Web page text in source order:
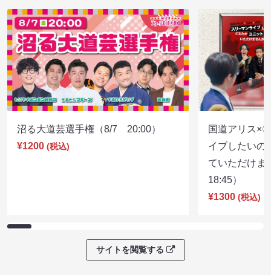
沼る大道芸選手権（8/7 20:00）
¥1200 (税込)
国道アリス×
イブしたいの
ていただけ
18:45）
¥1300 (税込)
サイトを閲覧する